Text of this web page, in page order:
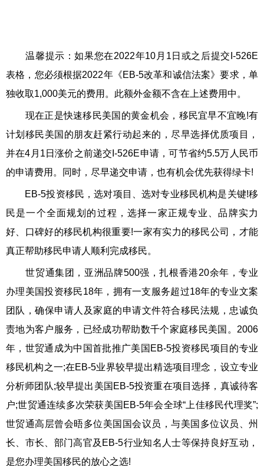
温馨提示：如果您在2022年10月1日或之后提交I-526E
表格，您必须根据2022年《EB-5改革和诚信法案》要求，单
独收取1,000美元的费用。此额外金额不含在上述费用中。
现在正是快速移民美国 的黄金机会，移民宜早不宜晚!有
计划 移民美国 的朋友赶紧行动起来的，尽早选择优质项目，
并在4月1日涨价之前递交I-526E申请，可节省约5.5万人民币
的申请费用。同时，尽早递交申请，也有机会优先获得绿卡!
EB-5投资移民 ，选对项目、选对专业移民机构是关键!移
民是一个全面规划的过程，选择一家正规专业、品牌实力
好、口碑好的移民机构很重要!一家有实力的移民公司
，才能
真正帮助移民申请人顺利完成移民。
世贸通集团，亚洲品牌500强，扎根香港20余年，专业
办理美国投资移民18年，拥有一支服务超过18年的专业文案
团队，确保申请人及家庭的申请文件符合移民法规，忠诚负
责地为客户服务，已经成功帮助数千个家庭移民美国。2006
年， 世贸通 成为中国首批推广美国EB-5投资移民项目的专业
移民机构之一;在EB-5业界较早提出精选项目理念，设立专业
分析师团队;较早提出美国EB-5投资重在项目选择，真诚待客
户;世贸通连续多次荣获美国EB-5年会全球“上佳移民代理奖”;
世贸通高层曾会晤多位美国国会议员，与美国多位议员、州
长、市长、部门高官及EB-5行业知名人士等保持良好互动，
是您办理美国移民的放心之选!